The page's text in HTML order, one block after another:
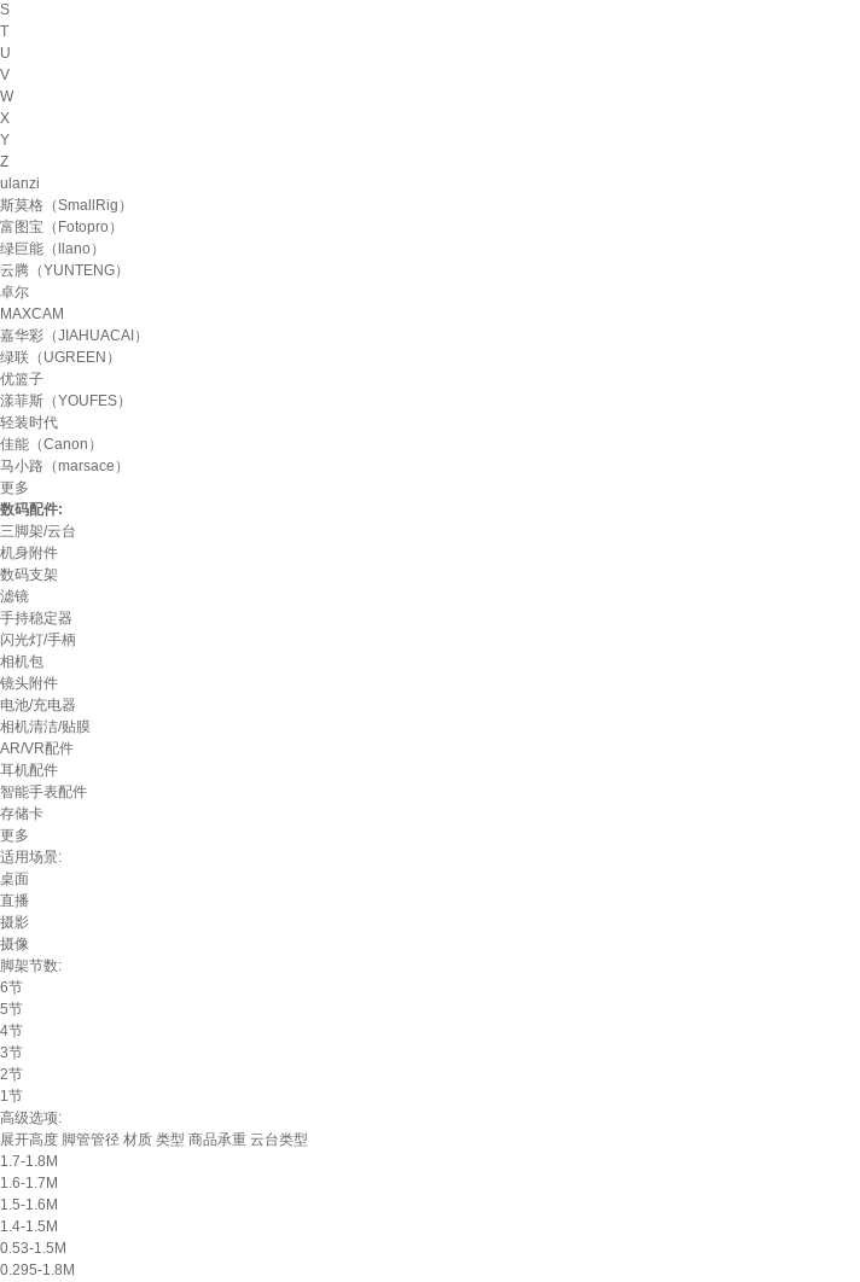
S
T
U
V
W
X
Y
Z
ulanzi
斯莫格（SmallRig）
富图宝（Fotopro）
绿巨能（llano）
云腾（YUNTENG）
卓尔
MAXCAM
嘉华彩（JIAHUACAI）
绿联（UGREEN）
优篮子
漾菲斯（YOUFES）
轻装时代
佳能（Canon）
马小路（marsace）
更多
数码配件:
三脚架/云台
机身附件
数码支架
滤镜
手持稳定器
闪光灯/手柄
相机包
镜头附件
电池/充电器
相机清洁/贴膜
AR/VR配件
耳机配件
智能手表配件
存储卡
更多
适用场景:
桌面
直播
摄影
摄像
脚架节数:
6节
5节
4节
3节
2节
1节
高级选项:
展开高度 脚管管径 材质 类型 商品承重 云台类型
1.7-1.8M
1.6-1.7M
1.5-1.6M
1.4-1.5M
0.53-1.5M
0.295-1.8M